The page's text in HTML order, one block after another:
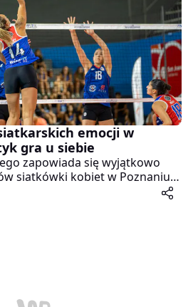
emocji w
gra u siebie
zapowiada się wyjątkowo
siatkówki kobiet w Poznaniu.
Enea Energetyk Poznań
dwa ligowe spotkania w